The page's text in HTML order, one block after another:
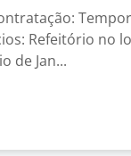
Refeitório no
de Jan...